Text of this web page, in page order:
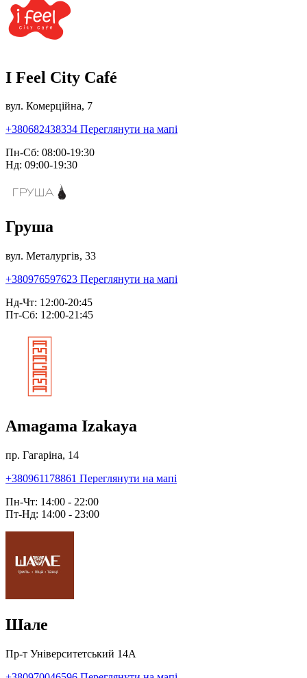
I Feel City Café
вул. Комерційна, 7
+380682438334 Переглянути на мапі
Пн-Сб: 08:00-19:30
Нд: 09:00-19:30
Груша
вул. Металургів, 33
+380976597623 Переглянути на мапі
Нд-Чт: 12:00-20:45
Пт-Сб: 12:00-21:45
Amagama Izakaya
пр. Гагаріна, 14
+380961178861 Переглянути на мапі
Пн-Чт: 14:00 - 22:00
Пт-Нд: 14:00 - 23:00
Шале
Пр-т Університетський 14А